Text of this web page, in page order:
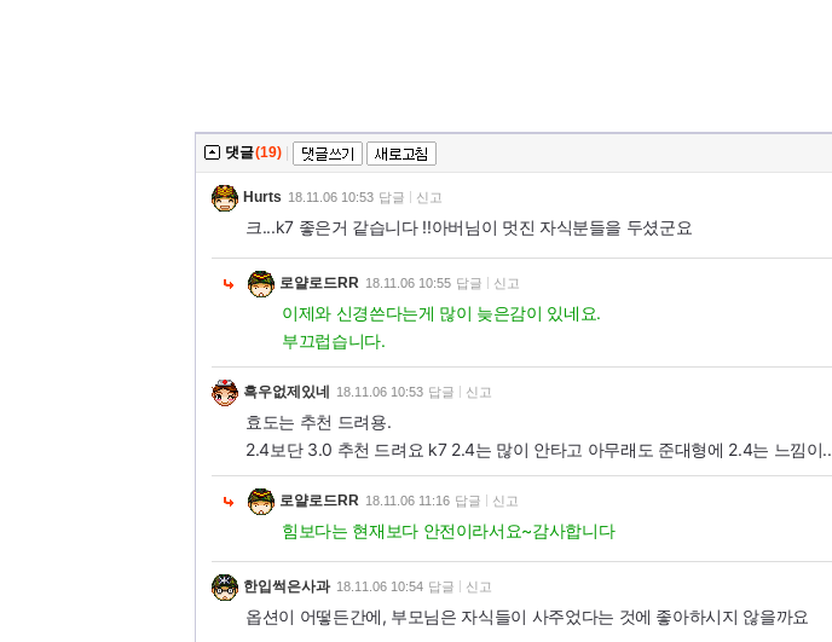
댓글(19)
Hurts 18.11.06 10:53 답글 신고
크...k7 좋은거 같습니다 !!아버님이 멋진 자식분들을 두셨군요
로얄로드RR 18.11.06 10:55 답글 신고
이제와 신경쓴다는게 많이 늦은감이 있네요.
부끄럽습니다.
흑우없제있네 18.11.06 10:53 답글 신고
효도는 추천 드려용.
2.4보단 3.0 추천 드려요 k7 2.4는 많이 안타고 아무래도 준대형에 2.4는 느낌이..
로얄로드RR 18.11.06 11:16 답글 신고
힘보다는 현재보다 안전이라서요~감사합니다
한입썩은사과 18.11.06 10:54 답글 신고
옵션이 어떻든간에, 부모님은 자식들이 사주었다는 것에 좋아하시지 않을까요